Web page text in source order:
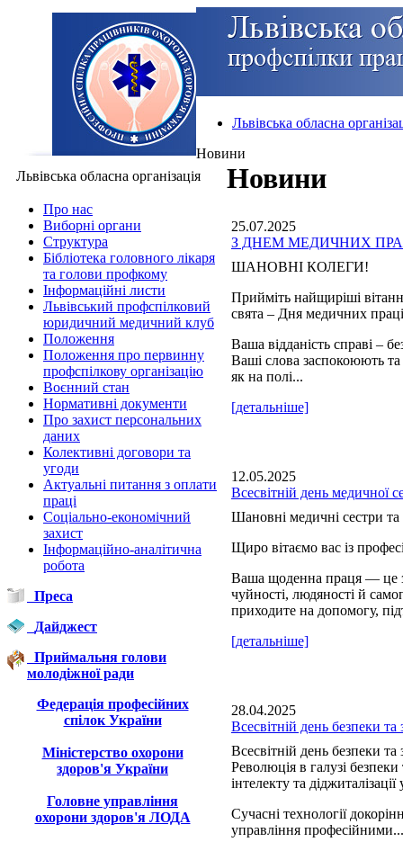
Львівська обласна
Новини
Львівська обласна організація
Про нас
Виборні органи
Структура
Бібліотека головного лікаря
та голови профкому
Інформаційні листи
Львівський профспілковий
юридичний медичний клуб
Положення
Положення про первинну
профспілкову організацію
Воєнний стан
Нормативні документи
Про захист персональних
даних
Колективні договори та
угоди
Актуальні питання з оплати
праці
Соціально-економічний
захист
Інформаційно-аналітична
робота
Преса
Дайджест
Приймальня голови
молодіжної ради
Федерація професійних
спілок України
Міністерство охорони
здоров'я України
Головне управління
охорони здоров'я ЛОДА
Новини
25.07.2025
З ДНЕМ МЕДИЧНИХ
ШАНОВНІ КОЛЕГИ!
Прийміть найщиріші
свята – Дня медичних
Ваша відданість справі –
Ваші слова заспокоюють
як на полі...
[детальніше]
12.05.2025
Всесвітній день медичної
Шановні медичні сестри та
Щиро вітаємо вас із
Ваша щоденна праця — це
чуйності, людяності й
приходите на допомогу,
[детальніше]
28.04.2025
Всесвітній день безпеки та
Всесвітній день безпеки та
Революція в галузі
інтелекту та
Сучасні технології
управління професійними...